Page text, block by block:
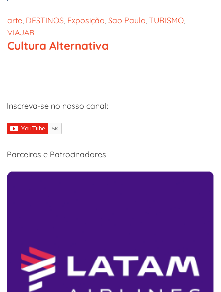
arte DESTINOS Exposição Sao Paulo TURISMO
VIAJAR
Cultura Alternativa
Inscreva-se no nosso canal:
Parceiros e Patrocinadores